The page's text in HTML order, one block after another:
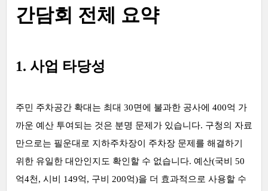
간담회 전체 요약
1. 사업 타당성
주민 주차공간 확대는 최대 30면에 불과한 공사에 400억 가
까운 예산 투여되는 것은 분명 문제가 있습니다. 구청의 자료
만으로는 필운대로 지하주차장이 주차장 문제를 해결하기
위한 유일한 대안인지도 확인할 수 없습니다. 예산(국비 50
억4천, 시비 149억, 구비 200억)을 더 효과적으로 사용할 수